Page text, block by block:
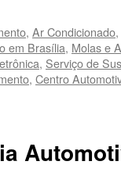
, Ar Condicionado,
em Brasília, Molas e
, Serviço de
, Centro